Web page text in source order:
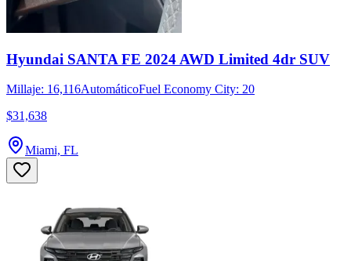
Hyundai SANTA FE 2024 AWD Limited 4dr SUV
Millaje: 16,116AutomáticoFuel Economy City: 20
$31,638
Miami, FL